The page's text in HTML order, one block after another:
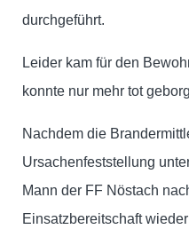
durchgeführt.
Leider kam für den
konnte nur mehr tot
Nachdem die
Ursachenfeststellung
Mann der FF Nöstach
Einsatzbereitschaft